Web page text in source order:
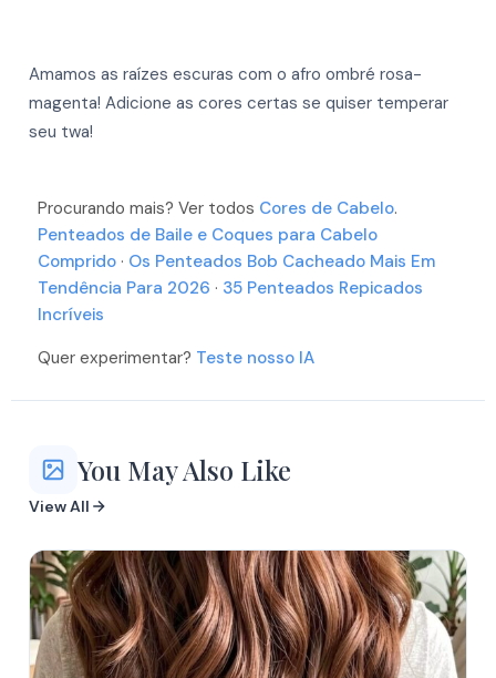
More
More
More
More
More
More
More
More
More
More
Amamos as raízes escuras com o afro ombré rosa-
magenta! Adicione as cores certas se quiser temperar
seu twa!
Procurando mais? Ver todos Cores de Cabelo.
Penteados de Baile e Coques para Cabelo
Comprido · Os Penteados Bob Cacheado Mais Em
Tendência Para 2026 · 35 Penteados Repicados
Incríveis
Quer experimentar? Teste nosso IA
You May Also Like
View All